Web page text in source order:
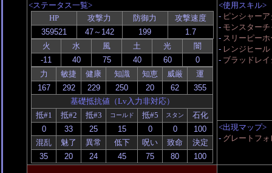
<ステータス一覧>
HP
攻撃力 防御力 攻撃速度
火 水 風 土 光 闇
力 敏捷 健康 知識 知恵 威厳 運
基礎抵抗値（Lv入力非対応）
抵#1
抵#2 抵#3 コールド 抵#5 スタン 石化
混乱 魅了 異常 低下 呪い 致命 決定
<使用スキル>
- ピンシャー
- モンスター
- スリーピーホ
- レンジヒール
- ブラッドレ
<出現マップ>
- グレートフ